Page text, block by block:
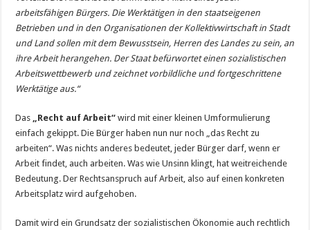
arbeitsfähigen Bürgers. Die Werktätigen in den staatseigenen
Betrieben und in den Organisationen der Kollektivwirtschaft in Stadt
und Land sollen mit dem Bewusstsein, Herren des Landes zu sein, an
ihre Arbeit herangehen. Der Staat befürwortet einen sozialistischen
Arbeitswettbewerb und zeichnet vorbildliche und fortgeschrittene
Werktätige aus.“
Das „Recht auf Arbeit“ wird mit einer kleinen Umformulierung
einfach gekippt. Die Bürger haben nun nur noch „das Recht zu
arbeiten“. Was nichts anderes bedeutet, jeder Bürger darf, wenn er
Arbeit findet, auch arbeiten. Was wie Unsinn klingt, hat weitreichende
Bedeutung. Der Rechtsanspruch auf Arbeit, also auf einen konkreten
Arbeitsplatz wird aufgehoben.
Damit wird ein Grundsatz der sozialistischen Ökonomie auch rechtlich